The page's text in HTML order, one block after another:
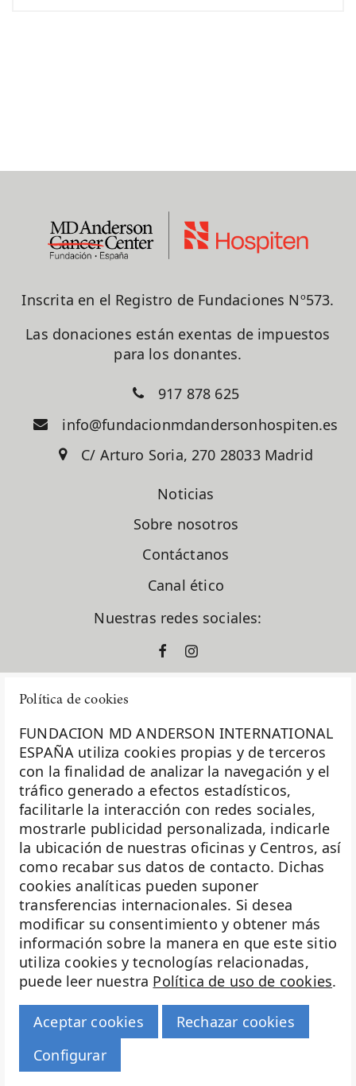
Política de cookies
FUNDACION MD ANDERSON INTERNATIONAL
ESPAÑA utiliza cookies propias y de terceros
con la finalidad de analizar la navegación y el
tráfico generado a efectos estadísticos,
facilitarle la interacción con redes sociales,
mostrarle publicidad personalizada, indicarle
la ubicación de nuestras oficinas y Centros, así
como recabar sus datos de contacto. Dichas
cookies analíticas pueden suponer
transferencias internacionales. Si desea
modificar su consentimiento y obtener más
información sobre la manera en que este sitio
utiliza cookies y tecnologías relacionadas,
puede leer nuestra Política de uso de cookies.
Aceptar cookies
Rechazar cookies
Configurar
Inscrita en el Registro de Fundaciones Nº573.
Las donaciones están exentas de impuestos
para los donantes.
917 878 625
info@fundacionmdandersonhospiten.es
C/ Arturo Soria, 270 28033 Madrid
Noticias
Sobre nosotros
Contáctanos
Canal ético
Nuestras redes sociales:
La Fundación MD Anderson España - Hospiten es
miembro de laAsociación Española de Fundaciones
Investigación
Biobanco
Docencia
Voluntariado
Eventos
Transparencia
Haz historia
© 2026 Fundación MD Anderson Hospiten
Aviso legal | Política de cookies |